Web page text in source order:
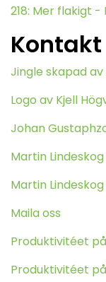
218: Mer flakigt -
Jingle skapad
Logo av Kjell
Johan
Martin
Martin
Maila oss
Produktivitéet
Produktivitéet